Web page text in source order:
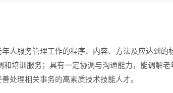
人服务管理工作的程序、内容、方法及应达到的
培训服务；具有一定协调与沟通能力，能调解老
处理相关事务的高素质技术技能人才。